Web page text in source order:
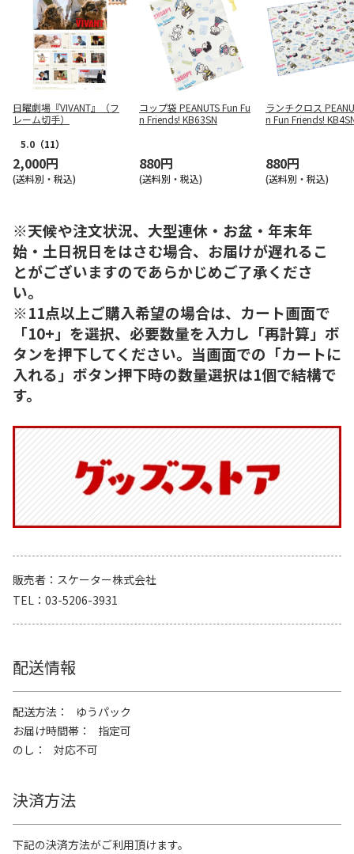
日曜劇場『VIVANT』（フ
レーム切手）
5.0 （11）
2,000円
(送料別・税込)
コップ袋 PEANUTS Fun Fu
n Friends! KB63SN
880円
(送料別・税込)
ランチクロス
n Fun Friends!
880円
(送料別・税込)
※天候や注文状況、大型連休・お盆・年末年
始・土日祝日をはさむ場合、お届けが遅れるこ
とがございますのであらかじめご了承くださ
い。
※11点以上ご購入希望の場合は、カート画面で
「10+」を選択、必要数量を入力し「再計算」ボ
タンを押下してください。当画面での「カートに
入れる」ボタン押下時の数量選択は1個で結構で
す。
販売者
スケーター株式会社
TEL
03-5206-3931
配送情報
配送方法
ゆうパック
お届け時間帯
指定可
のし
対応不可
決済方法
下記の決済方法がご利用頂けます。